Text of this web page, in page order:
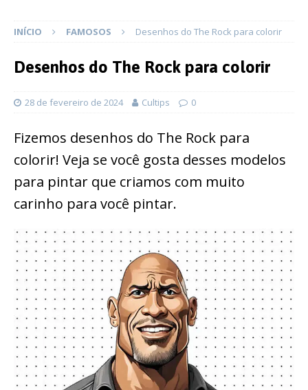
INÍCIO FAMOSOS Desenhos do The Rock para colorir
Desenhos do The Rock para colorir
28 de fevereiro de 2024 Cultips 0
Fizemos desenhos do The Rock para
colorir! Veja se você gosta desses modelos
para pintar que criamos com muito
carinho para você pintar.